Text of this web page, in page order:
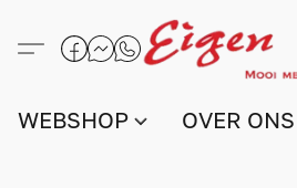
WEBSHOP OVER ONS